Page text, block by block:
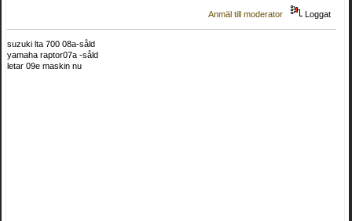
Anmäl till moderator Loggat
suzuki lta 700 08a-såld
yamaha raptor07a -såld
letar 09e maskin nu